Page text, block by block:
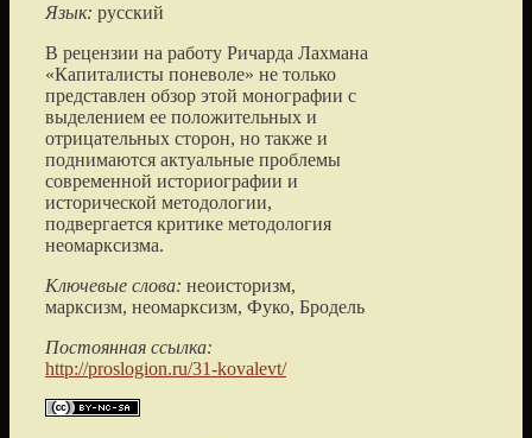
Язык: русский
В рецензии на работу Ричарда Лахмана
«Капиталисты поневоле» не только
представлен обзор этой монографии с
выделением ее положительных и
отрицательных сторон, но также и
поднимаются актуальные проблемы
современной историографии и
исторической методологии,
подвергается критике методология
неомарксизма.
Ключевые слова: неоисторизм,
марксизм, неомарксизм, Фуко, Бродель
Постоянная ссылка:
http://proslogion.ru/31-kovalevt/